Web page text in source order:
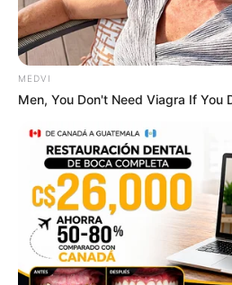
Guess Their Job — Most
BRAINBERRIES
MEDVI
Men, You Don't Need Viagra If You